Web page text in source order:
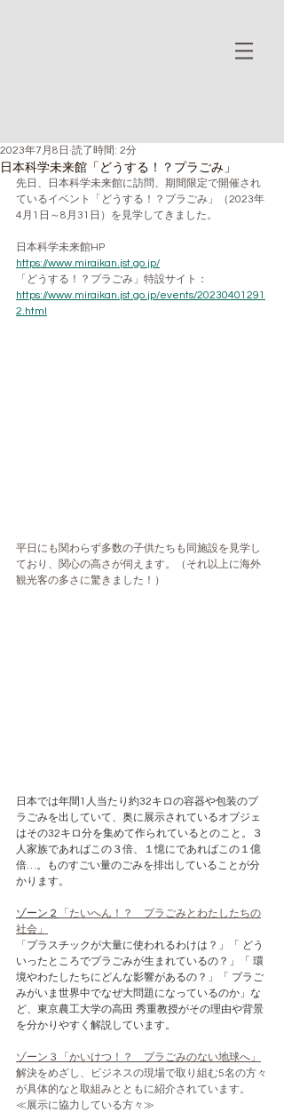
日本科学未来館「どうする！？プラごみ」
2023年7月8日 読了時間: 2分
先日、日本科学未来館に訪問、期間限定で開催され
ているイベント「どうする！？プラごみ」（2023年
4月1日～8月31日）を見学してきました。
日本科学未来館HP
https://www.miraikan.jst.go.jp/
「どうする！？プラごみ」特設サイト：
https://www.miraikan.jst.go.jp/events/20230401291
2.html
平日にも関わらず多数の子供たちも同施設を見学し
ており、関心の高さが伺えます。（それ以上に海外
観光客の多さに驚きました！）
日本では年間1人当たり約32キロの容器や包装のプ
ラごみを出していて、奥に展示されているオブジェ
はその32キロ分を集めて作られているとのこと。３
人家族であればこの３倍、１憶にであればこの１億
倍…。ものすごい量のごみを排出していることが分
かります。
ゾーン２
「たいへん！？　プラごみとわたしたちの
社会」
「 プラスチックが大量に使われるわけは？」「 どう
いったところでプラごみが生まれているの？」「 環
境やわたしたちにどんな影響があるの？」「 プラご
みがいま世界中でなぜ大問題になっているのか」な
ど、東京農工大学の高田 秀重教授がその理由や背景
を分かりやすく解説しています。
ゾーン３「かいけつ！？　プラごみのない地球へ」
解決をめざし、ビジネスの現場で取り組む5名の方々
が具体的なと取組みとともに紹介されています。
≪展示に協力している方々≫